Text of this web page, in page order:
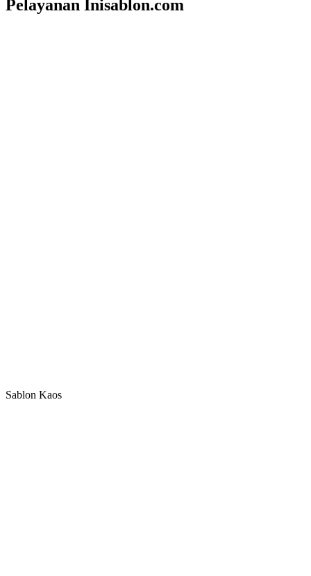
Pelayanan Inisablon.com
Sablon Kaos